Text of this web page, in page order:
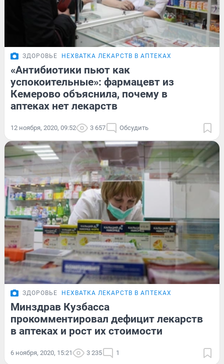
ЗДОРОВЬЕ НЕХВАТКА ЛЕКАРСТВ В АПТЕКАХ
«Антибиотики пьют как
успокоительные»: фармацевт из
Кемерово объяснила, почему в
аптеках нет лекарств
12 ноября, 2020, 09:52 3 657 Обсудить
ЗДОРОВЬЕ НЕХВАТКА ЛЕКАРСТВ В АПТЕКАХ
Минздрав Кузбасса
прокомментировал дефицит лекарств
в аптеках и рост их стоимости
6 ноября, 2020, 15:21 3 235 1